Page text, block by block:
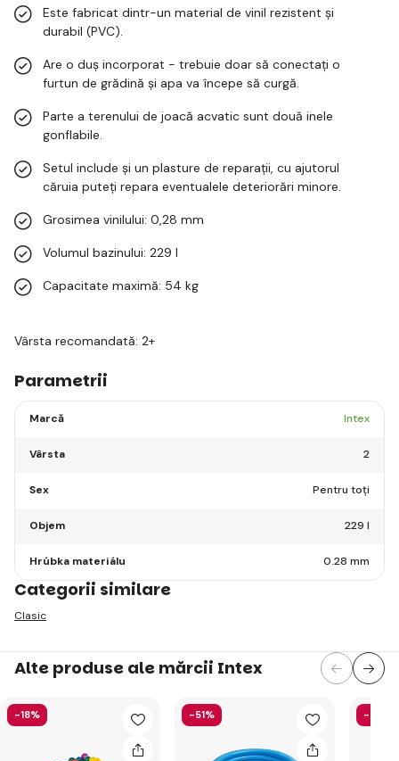
Este fabricat dintr-un material de vinil rezistent și
durabil (PVC).
Are o duș incorporat - trebuie doar să conectați o
furtun de grădină și apa va începe să curgă.
Parte a terenului de joacă acvatic sunt două inele
gonflabile.
Setul include și un plasture de reparații, cu ajutorul
căruia puteți repara eventualele deteriorări minore.
Grosimea vinilului: 0,28 mm
Volumul bazinului: 229 l
Capacitate maximă: 54 kg
Vârsta recomandată: 2+
Parametrii
Marcă Intex
Vârsta 2
Sex Pentru toți
Objem 229 l
Hrúbka materiálu 0.28 mm
Categorii similare
Clasic
Alte produse ale mărcii Intex
-18% -51% -40%